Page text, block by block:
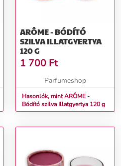
ARÔME - BÓDÍTÓ
SZILVA ILLATGYERTYA
120 G
1 700 Ft
Parfumeshop
Hasonlók, mint ARÔME -
Bódító szilva Illatgyertya 120 g